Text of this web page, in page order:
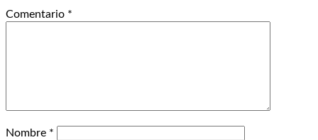
Comentario *
Nombre *